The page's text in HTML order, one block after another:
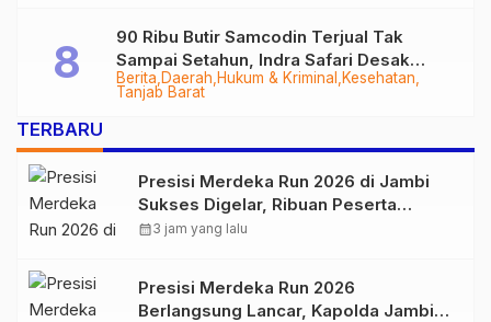
Berita Daerah Hukum & Kriminal
Kesehatan
Tanjab Barat
90 Ribu Butir Samcodin Terjual Tak
Sampai Setahun, Indra Safari Desak
Audit Menyeluruh
TERBARU
Presisi Merdeka Run 2026 di Jambi
Sukses Digelar, Ribuan Peserta
Ramaikan Event Nasional
calendar_month3 jam yang lalu
Presisi Merdeka Run 2026
Berlangsung Lancar, Kapolda Jambi